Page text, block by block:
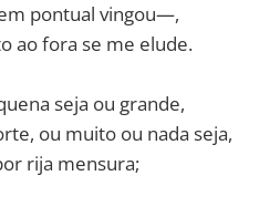
pontual vingou—,
ao fora se me elude.
seja ou grande,
ou muito ou nada seja,
rija mensura;